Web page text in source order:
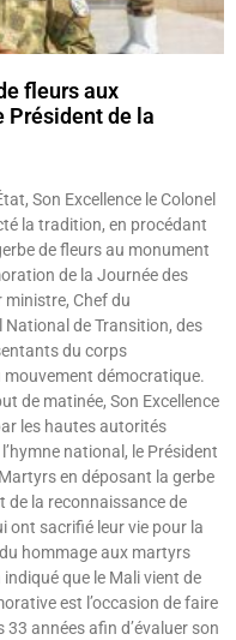
fleurs aux
Président de la
Son Excellence le Colonel
la tradition, en procédant
de fleurs au monument
de la Journée des
ministre, Chef du
National de Transition, des
du corps
démocratique.
de matinée, Son Excellence
les hautes autorités
national, le Président
en déposant la gerbe
de la reconnaissance de
ont sacrifié leur vie pour la
hommage aux martyrs
que le Mali vient de
est l’occasion de faire
années afin d’évaluer son